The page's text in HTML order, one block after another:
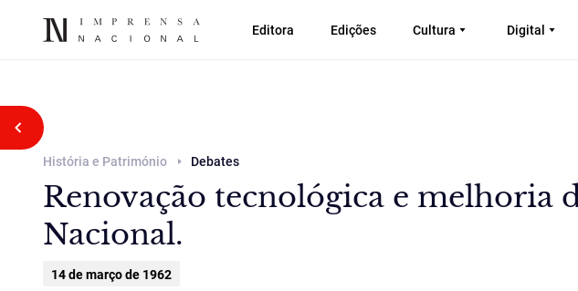
Editora Edições Cultura Digital
Voltar atrás
História e Património Debates
Renovação tecnológica e melhoria
Nacional.
14 de março de 1962